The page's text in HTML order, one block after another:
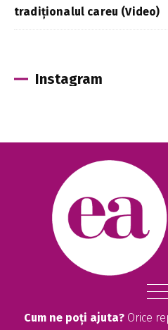
tradiționalul careu (Video)
Instagram
Cum ne poți ajuta? Orice